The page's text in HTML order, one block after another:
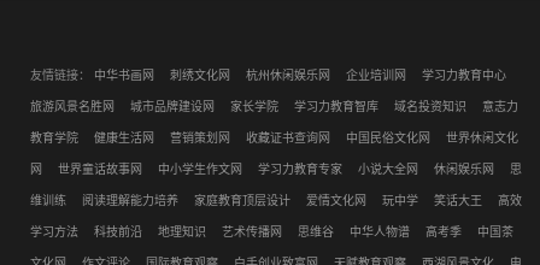
友情链接： 中华书画网 刺绣文化网 杭州休闲娱乐网 企业培训网 学习力教育中心
旅游风景名胜网 城市品牌建设网 家长学院 学习力教育智库 域名投资知识 意志力
教育学院 健康生活网 营销策划网 收藏证书查询网 中国民俗文化网 世界休闲文化
网 世界童话故事网 中小学生作文网 学习力教育专家 小说大全网 休闲娱乐网 思
维训练 阅读理解能力培养 家庭教育顶层设计 爱情文化网 玩中学 笑话大王 高效
学习方法 科技前沿 地理知识 艺术传播网 思维谷 中华人物谱 高考季 中国茶